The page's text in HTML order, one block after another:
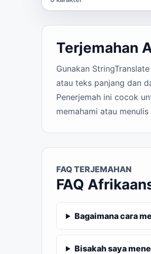
Terjemahan
Gunakan
atau teks panjang dan
Penerjemah ini cocok
memahami atau
FAQ TERJEMAHAN
FAQ
Bagaimana cara
Bisakah saya